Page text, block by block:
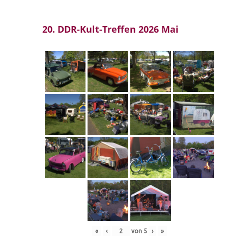
20. DDR-Kult-Treffen 2026 Mai
« ‹ von 5 › »